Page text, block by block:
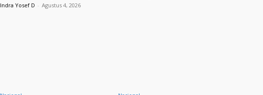
Indra Yosef D - Agustus 4, 2026